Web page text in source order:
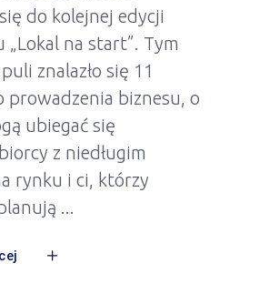
się do kolejnej edycji
„Lokal na start”. Tym
znalazło się 11
prowadzenia biznesu, o
ubiegać się
z niedługim
rynku i ci, którzy